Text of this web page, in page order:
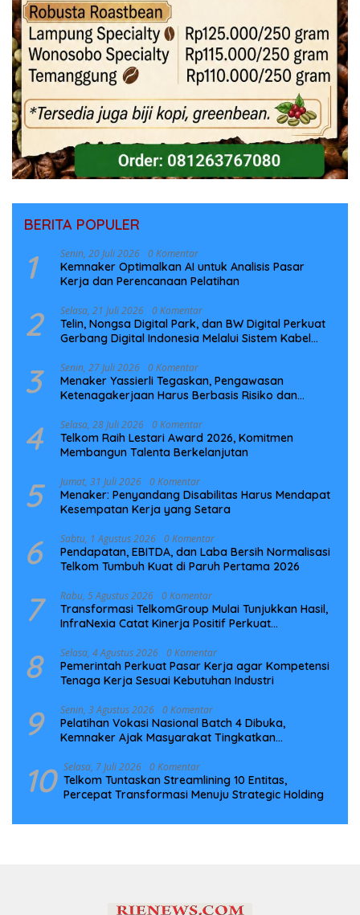
BERITA POPULER
1 Senin, 20 Juli 2026 0 Komentar
Kemnaker Optimalkan AI untuk Analisis Pasar
Kerja dan Perencanaan Pelatihan
2 Selasa, 21 Juli 2026 0 Komentar
Telin, Nongsa Digital Park, dan BW Digital Perkuat
Gerbang Digital Indonesia Melalui Sistem Kabel
3 Senin, 27 Juli 2026 0 Komentar
Menaker Yassierli Tegaskan, Pengawasan
Ketenagakerjaan Harus Berbasis Risiko dan
4 Selasa, 28 Juli 2026 0 Komentar
Telkom Raih Lestari Award 2026, Komitmen
Membangun Talenta Berkelanjutan
5 Jumat, 31 Juli 2026 0 Komentar
Menaker: Penyandang Disabilitas Harus Mendapat
Kesempatan Kerja yang Setara
6 Sabtu, 1 Agustus 2026 0 Komentar
Pendapatan, EBITDA, dan Laba Bersih Normalisasi
Telkom Tumbuh Kuat di Paruh Pertama 2026
7 Rabu, 5 Agustus 2026 0 Komentar
Transformasi TelkomGroup Mulai Tunjukkan Hasil,
InfraNexia Catat Kinerja Positif Perkuat
8 Selasa, 4 Agustus 2026 0 Komentar
Pemerintah Perkuat Pasar Kerja agar Kompetensi
Tenaga Kerja Sesuai Kebutuhan Industri
9 Senin, 3 Agustus 2026 0 Komentar
Pelatihan Vokasi Nasional Batch 4 Dibuka,
Kemnaker Ajak Masyarakat Tingkatkan
10 Selasa, 7 Juli 2026 0 Komentar
Telkom Tuntaskan Streamlining 10 Entitas,
Percepat Transformasi Menuju Strategic Holding